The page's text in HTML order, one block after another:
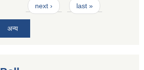
next › last »
अन्य